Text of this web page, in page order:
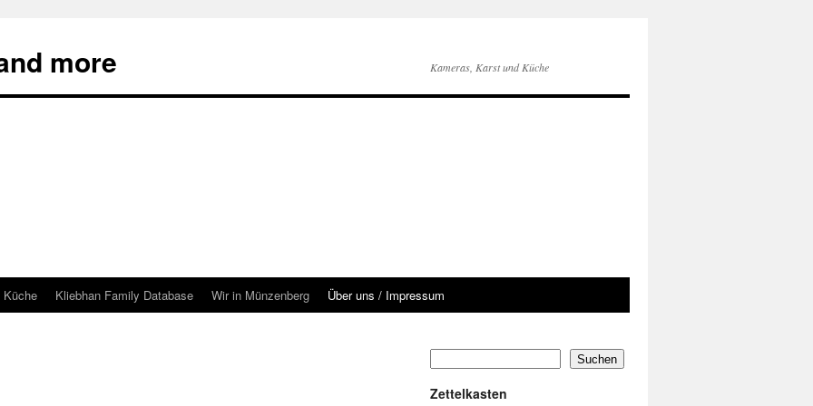
more Kameras, Karst und Küche
Küche Kliebhan Family Database Wir in Münzenberg Über uns / Impressum
Suchen
Zettelkasten